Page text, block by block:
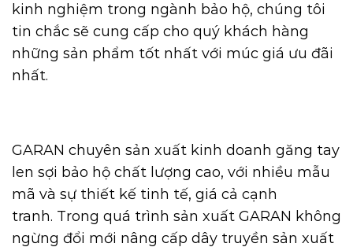
kinh nghiệm trong ngành bảo hộ, chúng tôi
tin chắc sẽ cung cấp cho quý khách hàng
những sản phẩm tốt nhất với múc giá ưu đãi
nhất.
GARAN chuyên sản xuất kinh doanh găng tay
len sợi bảo hộ chất lượng cao, với nhiều mẫu
mã và sự thiết kế tinh tế, giá cả cạnh
tranh. Trong quá trình sản xuất GARAN không
ngừng đổi mới nâng cấp dây truyền sản xuất